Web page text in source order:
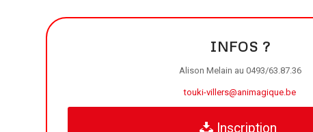
INFOS ?
Alison Melain au 0493/63.87.36
touki-villers@animagique.be
Inscription